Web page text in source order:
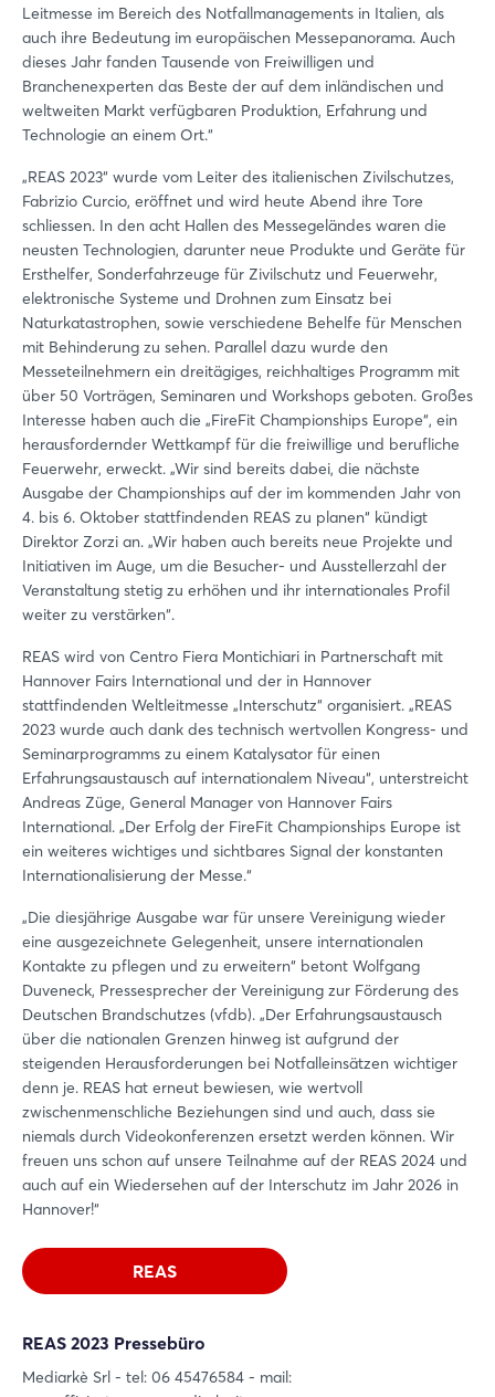
Leitmesse im Bereich des Notfallmanagements in Italien, als
auch ihre Bedeutung im europäischen Messepanorama. Auch
dieses Jahr fanden Tausende von Freiwilligen und
Branchenexperten das Beste der auf dem inländischen und
weltweiten Markt verfügbaren Produktion, Erfahrung und
Technologie an einem Ort.“
„REAS 2023“ wurde vom Leiter des italienischen Zivilschutzes,
Fabrizio Curcio, eröffnet und wird heute Abend ihre Tore
schliessen. In den acht Hallen des Messegeländes waren die
neusten Technologien, darunter neue Produkte und Geräte für
Ersthelfer, Sonderfahrzeuge für Zivilschutz und Feuerwehr,
elektronische Systeme und Drohnen zum Einsatz bei
Naturkatastrophen, sowie verschiedene Behelfe für Menschen
mit Behinderung zu sehen. Parallel dazu wurde den
Messeteilnehmern ein dreitägiges, reichhaltiges Programm mit
über 50 Vorträgen, Seminaren und Workshops geboten. Großes
Interesse haben auch die „FireFit Championships Europe“, ein
herausfordernder Wettkampf für die freiwillige und berufliche
Feuerwehr, erweckt. „Wir sind bereits dabei, die nächste
Ausgabe der Championships auf der im kommenden Jahr von
4. bis 6. Oktober stattfindenden REAS zu planen“ kündigt
Direktor Zorzi an. „Wir haben auch bereits neue Projekte und
Initiativen im Auge, um die Besucher- und Ausstellerzahl der
Veranstaltung stetig zu erhöhen und ihr internationales Profil
weiter zu verstärken“.
REAS wird von Centro Fiera Montichiari in Partnerschaft mit
Hannover Fairs International und der in Hannover
stattfindenden Weltleitmesse „Interschutz“ organisiert. „REAS
2023 wurde auch dank des technisch wertvollen Kongress- und
Seminarprogramms zu einem Katalysator für einen
Erfahrungsaustausch auf internationalem Niveau“, unterstreicht
Andreas Züge, General Manager von Hannover Fairs
International. „Der Erfolg der FireFit Championships Europe ist
ein weiteres wichtiges und sichtbares Signal der konstanten
Internationalisierung der Messe.“
„Die diesjährige Ausgabe war für unsere Vereinigung wieder
eine ausgezeichnete Gelegenheit, unsere internationalen
Kontakte zu pflegen und zu erweitern“ betont Wolfgang
Duveneck, Pressesprecher der Vereinigung zur Förderung des
Deutschen Brandschutzes (vfdb). „Der Erfahrungsaustausch
über die nationalen Grenzen hinweg ist aufgrund der
steigenden Herausforderungen bei Notfalleinsätzen wichtiger
denn je. REAS hat erneut bewiesen, wie wertvoll
zwischenmenschliche Beziehungen sind und auch, dass sie
niemals durch Videokonferenzen ersetzt werden können. Wir
freuen uns schon auf unsere Teilnahme auf der REAS 2024 und
auch auf ein Wiedersehen auf der Interschutz im Jahr 2026 in
Hannover!“
REAS
REAS 2023 Pressebüro
Mediarkè Srl - tel: 06 45476584 - mail:
Login